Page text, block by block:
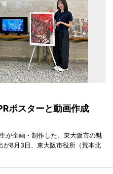
ポスターと動画作成
が企画・制作した、東大阪市の魅
が8月3日、東大阪市役所（荒本北